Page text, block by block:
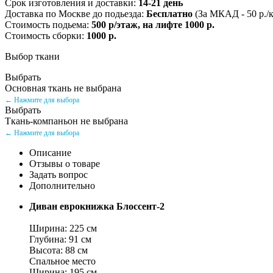
Срок изготовления и доставки: 14-21 день
Доставка по Москве до подьезда: Бесплатно (За МКАД - 50 р./
Стоимость подьема: 500 р/этаж, на лифте 1000 р.
Стоимость сборки: 1000 р.
Выбор ткани
Выбрать
Основная ткань не выбрана
← Нажмите для выбора
Выбрать
Ткань-компаньон не выбрана
← Нажмите для выбора
Описание
Отзывы о товаре
Задать вопрос
Дополнительно
Диван еврокнижка Блоссент-2
Ширина: 225 см
Глубина: 91 см
Высота: 88 см
Спальное место